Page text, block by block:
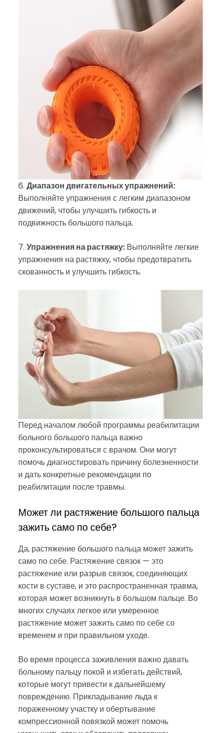
6. Диапазон двигательных упражнений:
Выполняйте упражнения с легким диапазоном
движений, чтобы улучшить гибкость и
подвижность большого пальца.
7. Упражнения на растяжку:Выполняйте легкие
упражнения на растяжку, чтобы предотвратить
скованность и улучшить гибкость.
Перед началом любой программы реабилитации
больного большого пальца важно
проконсультироваться с врачом. Они могут
помочь диагностировать причину болезненности
и дать конкретные рекомендации по
реабилитации после травмы.
Может ли растяжение большого пальца
зажить само по себе?
Да, растяжение большого пальца может зажить
само по себе. Растяжение связок — это
растяжение или разрыв связок, соединяющих
кости в суставе, и это распространенная травма,
которая может возникнуть в большом пальце. Во
многих случаях легкое или умеренное
растяжение может зажить само по себе со
временем и при правильном уходе.
Во время процесса заживления важно давать
больному пальцу покой и избегать действий,
которые могут привести к дальнейшему
повреждению. Прикладывание льда к
пораженному участку и обертывание
компрессионной повязкой может помочь